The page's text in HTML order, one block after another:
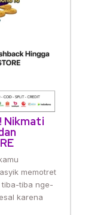
Nikmati
memotret
tiba-tiba nge-
karena